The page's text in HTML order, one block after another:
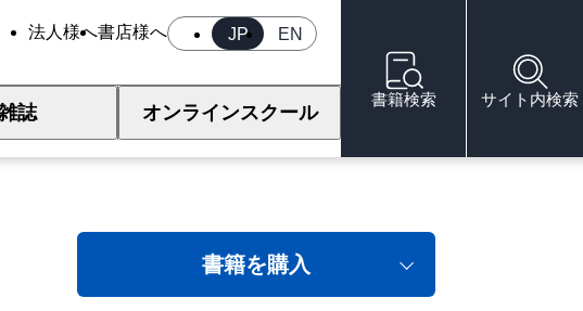
JP EN
法人様へ書店様へ
誌 オンラインスクール
書籍検索 サイト内検索
と思ったときに読む本
書籍を購入